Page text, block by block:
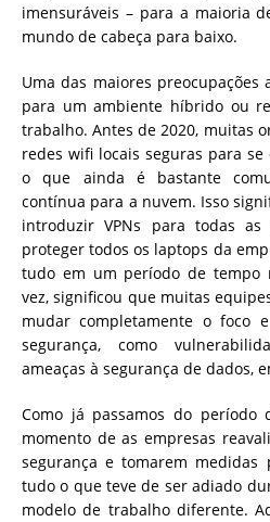
imensuráveis – para a maioria
mundo de cabeça para baixo.
Uma das maiores
para um ambiente híbrido ou
trabalho. Antes de 2020, muitas
redes wifi locais seguras para
o que ainda é bastante
contínua para a nuvem. Isso
introduzir VPNs para todas
proteger todos os laptops da
tudo em um período de tempo
vez, significou que muitas
mudar completamente o foco
segurança, como
ameaças à segurança de dados,
Como já passamos do período
momento de as empresas
segurança e tomarem medidas
tudo o que teve de ser adiado
modelo de trabalho diferente.